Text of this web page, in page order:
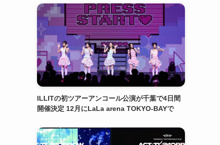
ILLITの初ツアーアンコール公演が千葉で4日間
開催決定 12月にLaLa arena TOKYO-BAYで